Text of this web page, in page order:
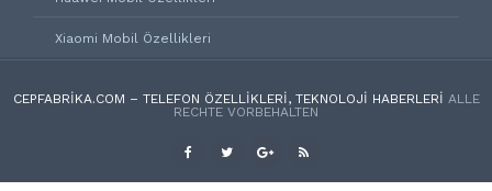
Xiaomi Mobil Özellikleri
CEPFABRIKA.COM – TELEFON ÖZELLIKLERI, TEKNOLOJI HABERLERI ALLE
RECHTE VORBEHALTEN